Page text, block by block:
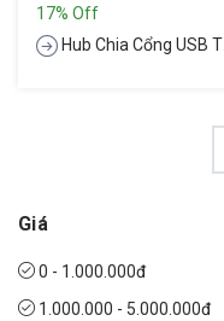
17% Off
Hub Chia Cổng USB Type-C
Giá
0 - 1.000.000đ
1.000.000 - 5.000.000đ